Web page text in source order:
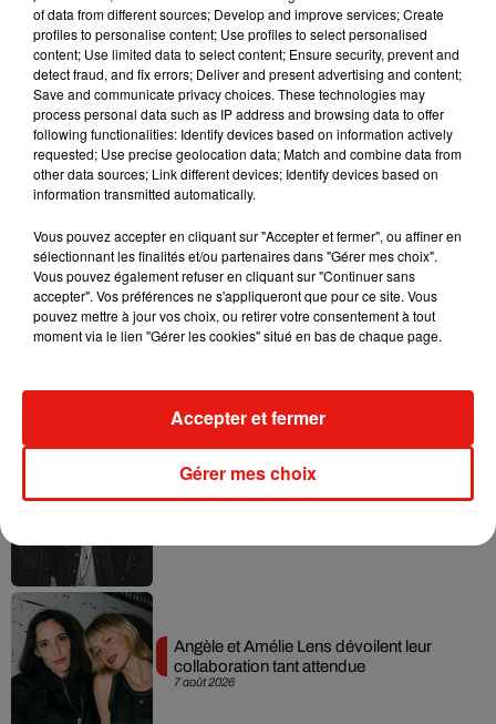
de transparence dont ils peuvent désormais être tenus
responsables", a ainsi souligné la directrice de campagne
chezWorld Animal Protection, Lindsay Duncan.
Désireux de s'améliorer, KFC aimerait également influencer
ses 34 fournisseurs à miser sur des races à croissance plus
lente, moins sujettes aux maladies et aux blessures, et donc
nécéssitant moins d'antibiotiques. Le géant du fast-food
souhaite aussiréduire la densité de stockage dans ses
fermes fournisseurs. Une décision qui va dans la lignée de
son adhésion àBetter Chicken Commitment (BCC)dirigé
par une ONG pour améliorer les normes de bien-être animal
pour les oiseaux.
RÜFÜS DU SOL annonce un nouvel
7 août 2026
Angèle et Amélie Lens dévoilent leur
collaboration tant attendue
of data from different sources; Develop and improve services; Create
profiles to personalise content; Use profiles to select personalised
content; Use limited data to select content; Ensure security, prevent and
detect fraud, and fix errors; Deliver and present advertising and content;
Save and communicate privacy choices. These technologies may
process personal data such as IP address and browsing data to offer
following functionalities: Identify devices based on information actively
requested; Use precise geolocation data; Match and combine data from
other data sources; Link different devices; Identify devices based on
information transmitted automatically.
Vous pouvez accepter en cliquant sur "Accepter et fermer", ou affiner en
sélectionnant les finalités et/ou partenaires dans "Gérer mes choix".
Vous pouvez également refuser en cliquant sur "Continuer sans
accepter". Vos préférences ne s'appliqueront que pour ce site. Vous
pouvez mettre à jour vos choix, ou retirer votre consentement à tout
moment via le lien "Gérer les cookies" situé en bas de chaque page.
Gérer mes choix
Accepter et fermer